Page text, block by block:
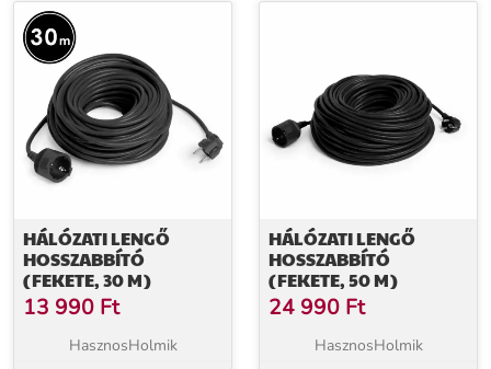
HÁLÓZATI LENGŐ
HOSSZABBÍTÓ
(FEKETE, 30 M)
13 990 Ft
HasznosHolmik
HÁLÓZATI LENGŐ
HOSSZABBÍTÓ
(FEKETE, 50 M)
24 990 Ft
HasznosHolmik